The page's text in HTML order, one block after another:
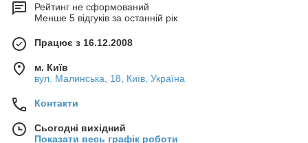
Рейтинг не сформований
Менше 5 відгуків за останній рік
Працює з 16.12.2008
м. Київ
вул. Малинська, 18, Київ, Україна
Контакти
Сьогодні вихідний
Показати весь графік роботи